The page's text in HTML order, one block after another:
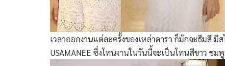
เวลาออกงานแต่ละครั้งของเหล่าดารา ก็มักจะธีมสี
USAMANEE ซึ่งโทนงานในวันนี้จะเป็นโทนสีขาว ชมพู